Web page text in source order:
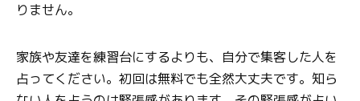
りません。
家族や友達を練習台にするよりも、自分で集客した人を
占ってください。初回は無料でも全然大丈夫です。知ら